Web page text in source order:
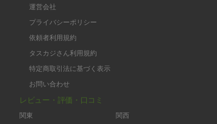
運営会社
プライバシーポリシー
依頼者利用規約
タスカジさん利用規約
特定商取引法に基づく表示
お問い合わせ
レビュー・評価・口コミ
関東
関西